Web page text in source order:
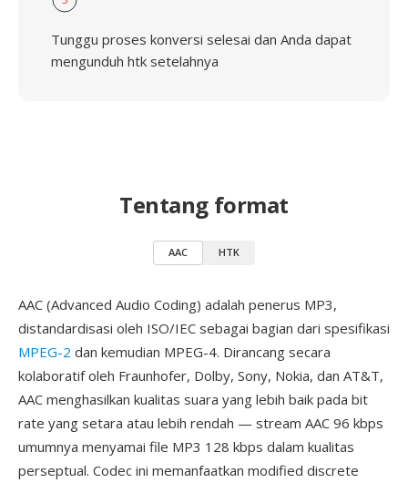
Tunggu proses konversi selesai dan Anda dapat
mengunduh htk setelahnya
Tentang format
AAC HTK
AAC (Advanced Audio Coding) adalah penerus MP3,
distandardisasi oleh ISO/IEC sebagai bagian dari spesifikasi
MPEG-2 dan kemudian MPEG-4. Dirancang secara
kolaboratif oleh Fraunhofer, Dolby, Sony, Nokia, dan AT&T,
AAC menghasilkan kualitas suara yang lebih baik pada bit
rate yang setara atau lebih rendah — stream AAC 96 kbps
umumnya menyamai file MP3 128 kbps dalam kualitas
perseptual. Codec ini memanfaatkan modified discrete